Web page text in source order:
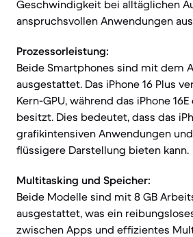
Geschwindigkeit bei alltäglichen
anspruchsvollen Anwendungen
Prozessorleistung:
Beide Smartphones sind mit dem
ausgestattet. Das iPhone 16 Plus
Kern-GPU, während das iPhone
besitzt. Dies bedeutet, dass das
grafikintensiven Anwendungen
flüssigere Darstellung bieten kann.
Multitasking und Speicher:
Beide Modelle sind mit 8 GB
ausgestattet, was ein
zwischen Apps und effizientes